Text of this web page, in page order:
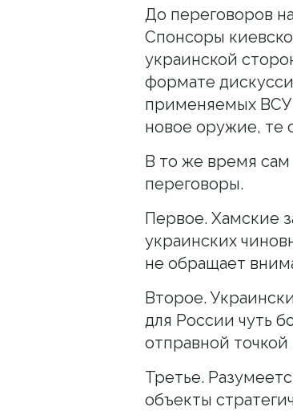
До переговоров
Спонсоры
украинской
формате
применяемых ВСУ
новое оружие, те
В то же время
переговоры.
Первое. Хамские
украинских
не обращает
Второе.
для России чуть
отправной точкой
Третье.
объекты